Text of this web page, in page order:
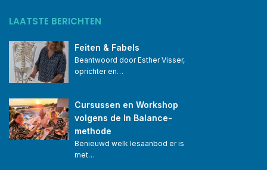
LAATSTE BERICHTEN
Feiten & Fabels
Beantwoord door Esther Visser,
oprichter en…
Cursussen en Workshop
volgens de In Balance-
methode
Benieuwd welk lesaanbod er is
met…